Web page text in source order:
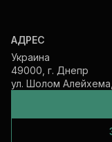
АДРЕС
Украина
49000, г. Днепр
ул. Шолом